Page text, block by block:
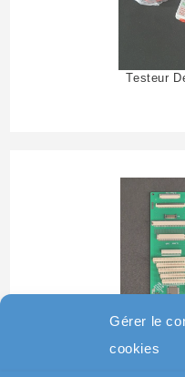
Gérer le
cookies
Testeur
Testeur